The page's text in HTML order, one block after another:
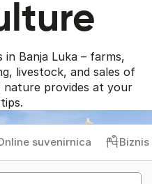
Banja Luka – farms,
livestock, and sales of
nature provides at your
suvenirnica Biznis